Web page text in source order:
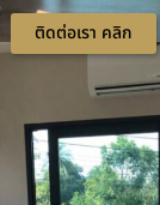
ติดต่อเรา คลิก